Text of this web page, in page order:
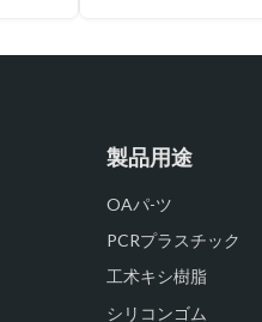
製品用途
OAパ-ツ
PCRプラスチック
工术キシ樹脂
シリコンゴム